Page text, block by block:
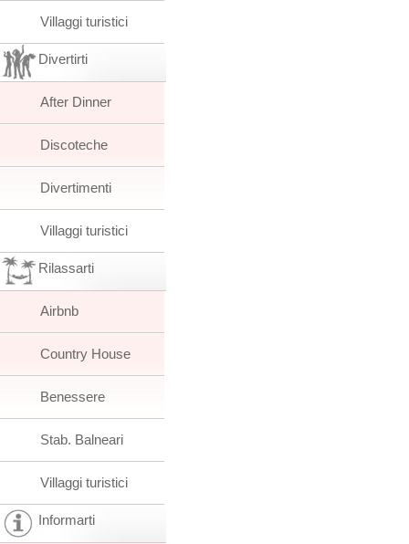
Villaggi turistici
Divertirti
After Dinner
Discoteche
Divertimenti
Villaggi turistici
Rilassarti
Airbnb
Country House
Benessere
Stab. Balneari
Villaggi turistici
Informarti